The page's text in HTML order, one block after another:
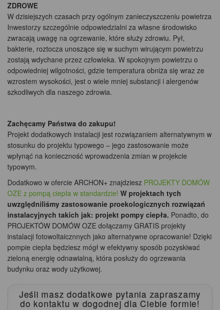
ZDROWE
W dzisiejszych czasach przy ogólnym zanieczyszczeniu powietrza
Inwestorzy szczególnie odpowiedzialni za własne środowisko
zwracają uwagę na ogrzewanie, które służy zdrowiu. Pył,
bakterie, roztocza unoszące się w suchym wirującym powietrzu
zostają wdychane przez człowieka. W spokojnym powietrzu o
odpowiedniej wilgotności, gdzie temperatura obniża się wraz ze
wzrostem wysokości, jest o wiele mniej substancji i alergenów
szkodliwych dla naszego zdrowia.
Zachęcamy Państwa do zakupu!
Projekt dodatkowych instalacji jest rozwiązaniem alternatywnym w
stosunku do projektu typowego – jego zastosowanie może
wpłynąć na konieczność wprowadzenia zmian w projekcie
typowym.
Dodatkowo w ofercie ARCHON+ znajdziesz PROJEKTY DOMÓW
OZE z pompą ciepła w standardzie! W projektach tych
uwzględniliśmy zastosowanie proekologicznych rozwiązań
instalacyjnych takich jak: projekt pompy ciepła. Ponadto, do
PROJEKTÓW DOMÓW OZE dołączamy GRATIS projekty
instalacji fotowoltaicznnych jako alternatywne opracowanie! Dzięki
pompie ciepła będziesz mógł w efektywny sposób pozyskiwać
zieloną energię odnawialną, która posłuży do ogrzewania
budynku oraz wody użytkowej.
Jeśli masz dodatkowe pytania zapraszamy
do kontaktuw dogodnej dla Ciebie formie!